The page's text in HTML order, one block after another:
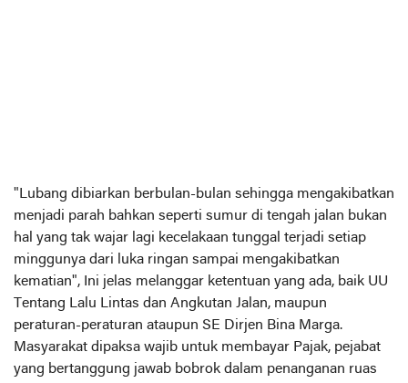
"Lubang dibiarkan berbulan-bulan sehingga mengakibatkan
menjadi parah bahkan seperti sumur di tengah jalan bukan
hal yang tak wajar lagi kecelakaan tunggal terjadi setiap
minggunya dari luka ringan sampai mengakibatkan
kematian", Ini jelas melanggar ketentuan yang ada, baik UU
Tentang Lalu Lintas dan Angkutan Jalan, maupun
peraturan-peraturan ataupun SE Dirjen Bina Marga.
Masyarakat dipaksa wajib untuk membayar Pajak, pejabat
yang bertanggung jawab bobrok dalam penanganan ruas